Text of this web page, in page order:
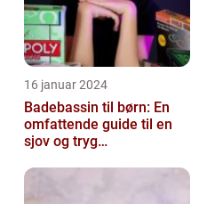
16 januar 2024
Badebassin til børn: En
omfattende guide til en
sjov og tryg